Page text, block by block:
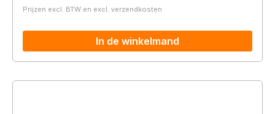
Prijzen excl. BTW en excl. verzendkosten
In de winkelmand